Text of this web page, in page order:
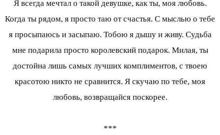
Я всегда мечтал о такой девушке, как ты, моя любовь.
Когда ты рядом, я просто таю от счастья. С мыслью о тебе
я просыпаюсь и засыпаю. Тобою я дышу и живу. Судьба
мне подарила просто королевский подарок. Милая, ты
достойна лишь самых лучших комплиментов, с твоею
красотою никто не сравнится. Я скучаю по тебе, моя
любовь, возвращайся поскорее.
***